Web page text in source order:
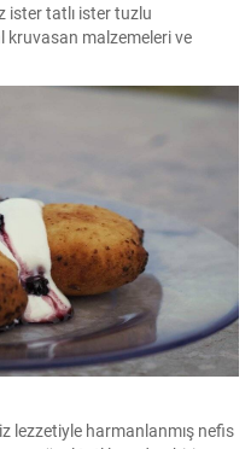
ister tatlı ister tuzlu
kruvasan malzemeleri ve
lezzetiyle harmanlanmış nefis